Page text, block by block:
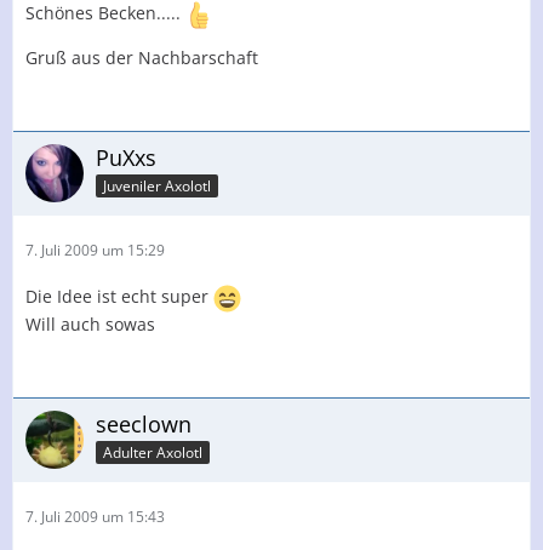
Schönes Becken.....
Gruß aus der Nachbarschaft
PuXxs
Juveniler Axolotl
7. Juli 2009 um 15:29
Die Idee ist echt super
Will auch sowas
seeclown
Adulter Axolotl
7. Juli 2009 um 15:43